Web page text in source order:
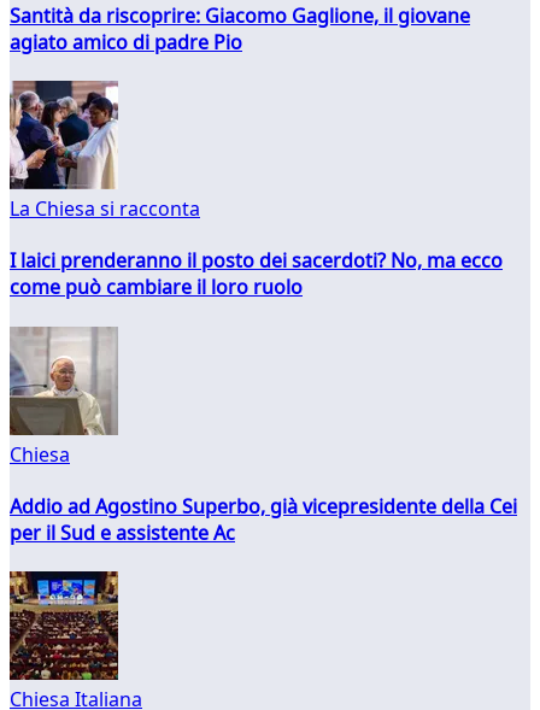
Santità da riscoprire: Giacomo Gaglione, il giovane
agiato amico di padre Pio
La Chiesa si racconta
I laici prenderanno il posto dei sacerdoti? No, ma ecco
come può cambiare il loro ruolo
Chiesa
Addio ad Agostino Superbo, già vicepresidente della Cei
per il Sud e assistente Ac
Chiesa Italiana